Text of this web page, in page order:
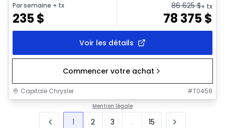
Par semaine + tx
235$
86 625$+ tx
78 375$
Voir les détails
Commencer votre achat
Capitale Chrysler #T0458
Mention légale
1 2 3 ... 15